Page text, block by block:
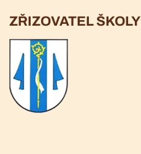
ZŘIZOVATEL ŠKOLY